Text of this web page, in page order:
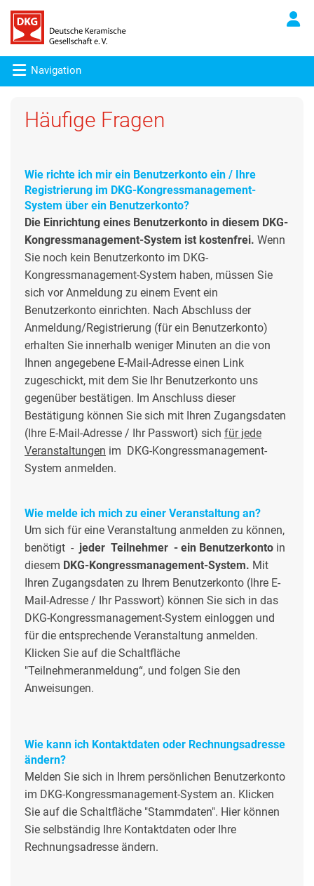
Navigation
Häufige Fragen
Wie richte ich mir ein Benutzerkonto ein / Ihre
Registrierung im DKG-Kongressmanagement-
System über ein Benutzerkonto?
Die Einrichtung eines Benutzerkonto in diesem DKG-
Kongressmanagement-System ist kostenfrei. Wenn
Sie noch kein Benutzerkonto im DKG-
Kongressmanagement-System haben, müssen Sie
sich vor Anmeldung zu einem Event ein
Benutzerkonto einrichten. Nach Abschluss der
Anmeldung/Registrierung (für ein Benutzerkonto)
erhalten Sie innerhalb weniger Minuten an die von
Ihnen angegebene E-Mail-Adresse einen Link
zugeschickt, mit dem Sie Ihr Benutzerkonto uns
gegenüber bestätigen. Im Anschluss dieser
Bestätigung können Sie sich mit Ihren Zugangsdaten
(Ihre E-Mail-Adresse / Ihr Passwort) sich für jede
Veranstaltungen im DKG-Kongressmanagement-
System anmelden.
Wie melde ich mich zu einer Veranstaltung an?
Um sich für eine Veranstaltung anmelden zu können,
benötigt - jeder Teilnehmer - ein Benutzerkonto in
diesem DKG-Kongressmanagement-System. Mit
Ihren Zugangsdaten zu Ihrem Benutzerkonto (Ihre E-
Mail-Adresse / Ihr Passwort) können Sie sich in das
DKG-Kongressmanagement-System einloggen und
für die entsprechende Veranstaltung anmelden.
Klicken Sie auf die Schaltfläche
"Teilnehmeranmeldung“, und folgen Sie den
Anweisungen.
Wie kann ich Kontaktdaten oder Rechnungsadresse
ändern?
Melden Sie sich in Ihrem persönlichen Benutzerkonto
im DKG-Kongressmanagement-System an. Klicken
Sie auf die Schaltfläche "Stammdaten". Hier können
Sie selbständig Ihre Kontaktdaten oder Ihre
Rechnungsadresse ändern.